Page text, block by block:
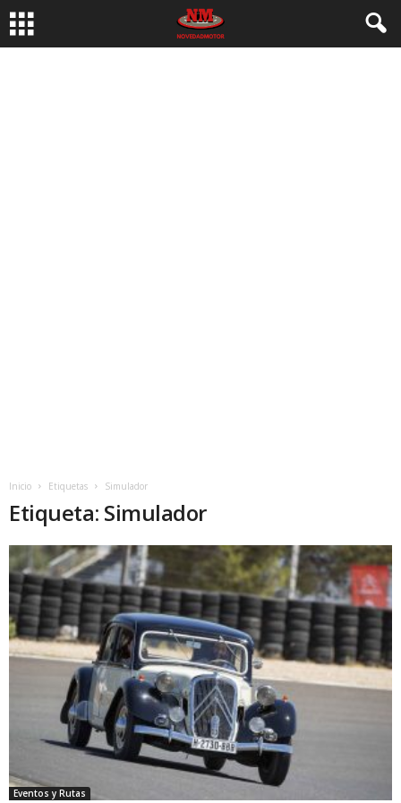
Inicio Etiquetas Simulador
Etiqueta: Simulador
Eventos y Rutas